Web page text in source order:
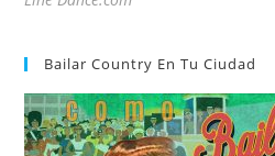
Bailar Country En Tu Ciudad